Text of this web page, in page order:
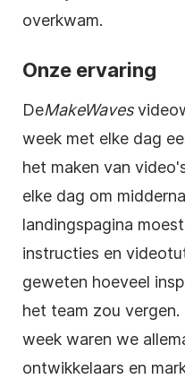
overkwam.
Onze ervaring
DeMakeWaves
week met elke dag
het maken van
elke dag om
landingspagina
instructies en
geweten hoeveel
het team zou
week waren we
ontwikkelaars en